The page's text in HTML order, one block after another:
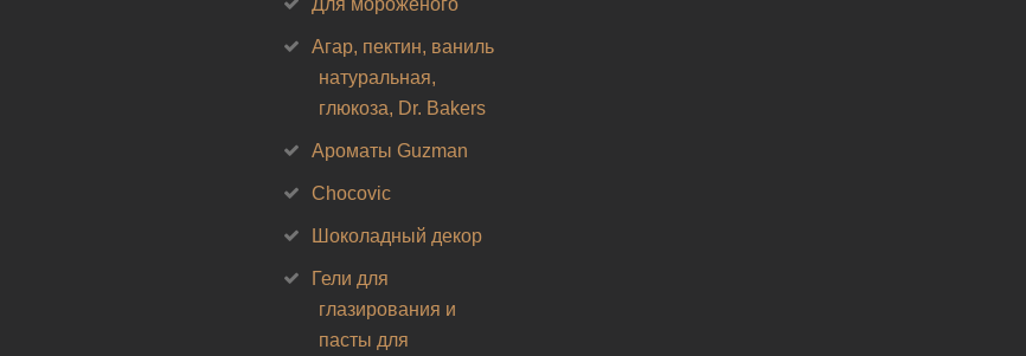
Агар, пектин, ваниль
натуральная,
глюкоза, Dr. Bakers
Ароматы Guzman
Chocovic
Шоколадный декор
Гели для
глазирования и
пасты для